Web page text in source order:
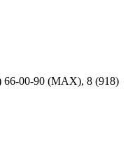
66-00-90 (MAX), 8 (918)